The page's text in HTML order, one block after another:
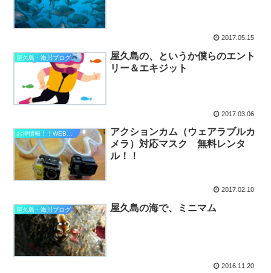
2017.05.15
屋久島・海川ブログ
屋久島の、というか僕らのエント
リー＆エキジット
2017.03.06
お得情報！！WEB割！！etc...
アクションカム（ウェアラブルカ
メラ）対応マスク 無料レンタ
ル！！
2017.02.10
屋久島・海川ブログ 屋久島の海で、ミニマム
2016.11.20